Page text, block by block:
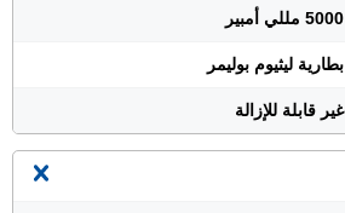
5000 مللي أمبير
بطارية ليثيوم بوليمر
غير قابلة للإزالة